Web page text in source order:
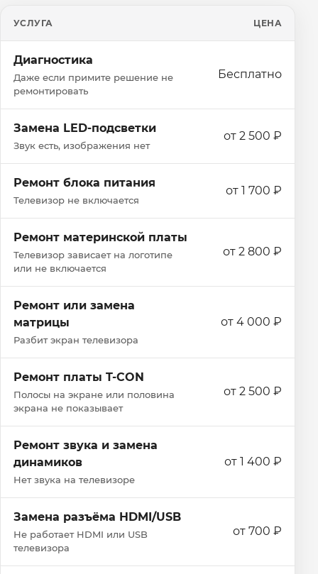
УСЛУГА ЦЕНА
Диагностика
Даже если примите решение не
ремонтировать
Бесплатно
Замена LED-подсветки
Звук есть, изображения нет
от 2 500 ₽
Ремонт блока питания
Телевизор не включается
от 1 700 ₽
Ремонт материнской платы
Телевизор зависает на логотипе
или не включается
от 2 800 ₽
Ремонт или замена
матрицы
Разбит экран телевизора
от 4 000 ₽
Ремонт платы T-CON
Полосы на экране или половина
экрана не показывает
от 2 500 ₽
Ремонт звука и замена
динамиков
Нет звука на телевизоре
от 1 400 ₽
Замена разъёма HDMI/USB
Не работает HDMI или USB
телевизора
от 700 ₽